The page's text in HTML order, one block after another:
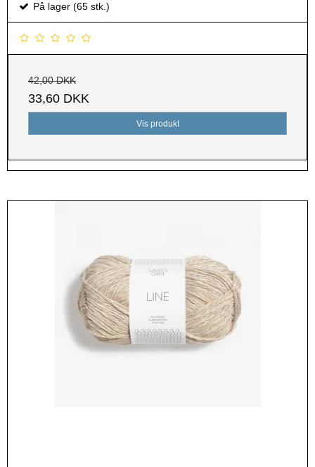
På lager (65 stk.)
42,00 DKK
33,60 DKK
Vis produkt